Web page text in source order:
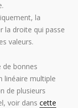
la
la droite qui passe
valeurs.
de bonnes
linéaire multiple
de plusieurs
voir dans cette